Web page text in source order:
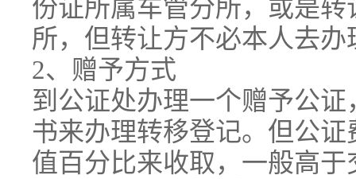
份证所属车管分所，或是
所，但转让方不必本人去办
2、赠予方式
到公证处办理一个赠予公
书来办理转移登记。但公
值百分比来收取，一般高